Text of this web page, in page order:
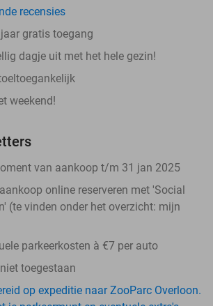
recensies
gratis toegang
dagje uit met het hele gezin!
weekend!
van aankoop t/m 31 jan 2025
online reserveren met 'Social
(te vinden onder het overzicht: mijn
parkeerkosten à €7 per auto
toegestaan
op expeditie naar ZooParc Overloon.